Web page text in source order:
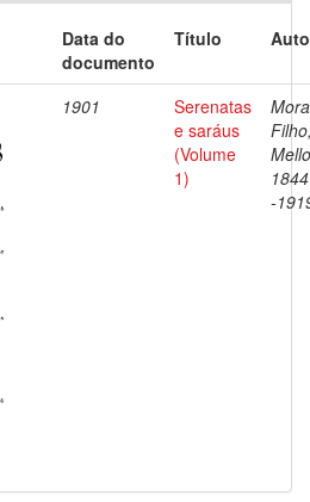
Data do
documento
Título
1901
Serenatas
e saráus
(Volume
1)
-